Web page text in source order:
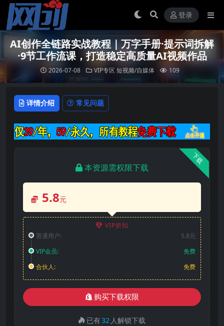
登录
AI创作全链路实战教程｜万字手册·提示词拆解
·9节工作流课，打造稳定高质量AI视频作品
2026-07-08 VIP专区短视频/自媒体 109
详情介绍 常见问题
下载
本资源需权限下载
5.8元
VIP折扣
普通用户:
5.8元
VIP会员:
免费
合伙人:
免费
购买下载权限
已有32 人解锁下载